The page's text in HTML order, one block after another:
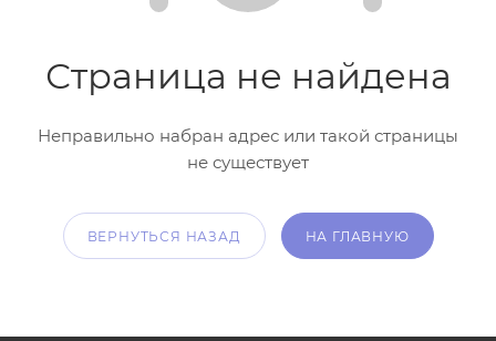
Страница не найдена
Неправильно набран адрес или такой страницы
не существует
ВЕРНУТЬСЯ НАЗАД НА ГЛАВНУЮ